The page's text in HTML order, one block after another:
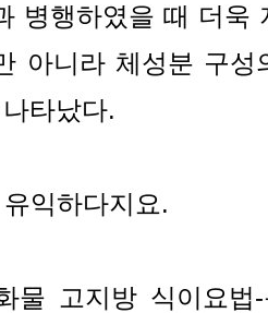
병행하였을 때 더욱
아니라 체성분 구성
타났다.
익하다지요.
물 고지방 식이요법